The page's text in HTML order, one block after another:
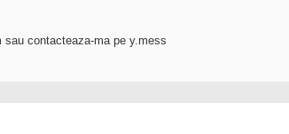
contacteaza-ma pe y.mess